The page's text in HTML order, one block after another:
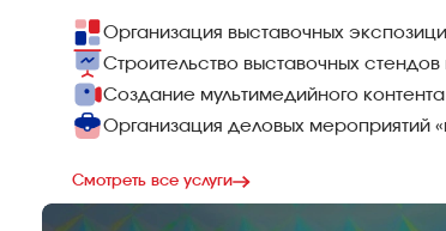
Создание мультимедийного контента
Смотреть все услуги